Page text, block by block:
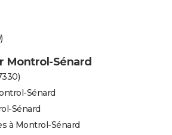
Montrol-Sénard
Sénard
Sénard
à Montrol-Sénard